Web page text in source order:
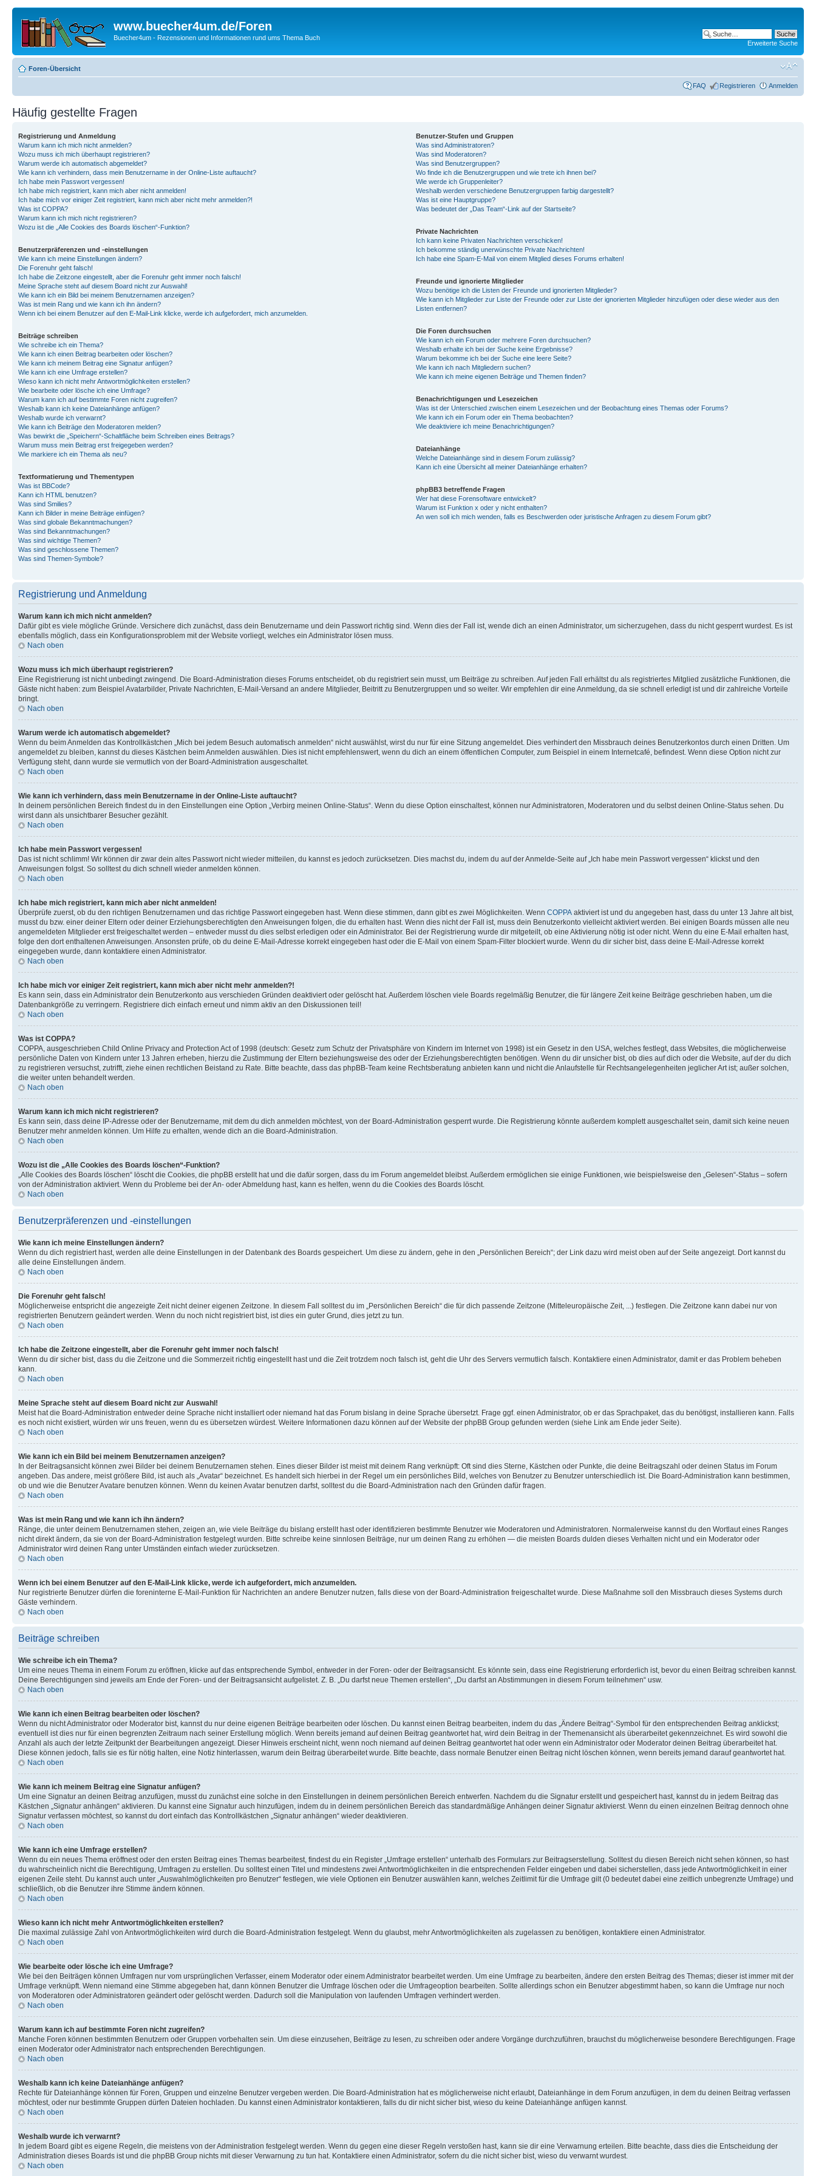
www.buecher4um.de/Foren
Buecher4um - Rezensionen und Informationen rund ums Thema Buch
Erweiterte Suche
Foren-Übersicht
FAQ Registrieren Anmelden
Häufig gestellte Fragen
Registrierung und Anmeldung
Warum kann ich mich nicht anmelden?
Wozu muss ich mich überhaupt registrieren?
Warum werde ich automatisch abgemeldet?
Wie kann ich verhindern, dass mein Benutzername in der Online-Liste auftaucht?
Ich habe mein Passwort vergessen!
Ich habe mich registriert, kann mich aber nicht anmelden!
Ich habe mich vor einiger Zeit registriert, kann mich aber nicht mehr anmelden?!
Was ist COPPA?
Warum kann ich mich nicht registrieren?
Wozu ist die „Alle Cookies des Boards löschen“-Funktion?
Benutzerpräferenzen und -einstellungen
Wie kann ich meine Einstellungen ändern?
Die Forenuhr geht falsch!
Ich habe die Zeitzone eingestellt, aber die Forenuhr geht immer noch falsch!
Meine Sprache steht auf diesem Board nicht zur Auswahl!
Wie kann ich ein Bild bei meinem Benutzernamen anzeigen?
Was ist mein Rang und wie kann ich ihn ändern?
Wenn ich bei einem Benutzer auf den E-Mail-Link klicke, werde ich aufgefordert, mich anzumelden.
Beiträge schreiben
Wie schreibe ich ein Thema?
Wie kann ich einen Beitrag bearbeiten oder löschen?
Wie kann ich meinem Beitrag eine Signatur anfügen?
Wie kann ich eine Umfrage erstellen?
Wieso kann ich nicht mehr Antwortmöglichkeiten erstellen?
Wie bearbeite oder lösche ich eine Umfrage?
Warum kann ich auf bestimmte Foren nicht zugreifen?
Weshalb kann ich keine Dateianhänge anfügen?
Weshalb wurde ich verwarnt?
Wie kann ich Beiträge den Moderatoren melden?
Was bewirkt die „Speichern“-Schaltfläche beim Schreiben eines Beitrags?
Warum muss mein Beitrag erst freigegeben werden?
Wie markiere ich ein Thema als neu?
Textformatierung und Thementypen
Was ist BBCode?
Kann ich HTML benutzen?
Was sind Smilies?
Kann ich Bilder in meine Beiträge einfügen?
Was sind globale Bekanntmachungen?
Was sind Bekanntmachungen?
Was sind wichtige Themen?
Was sind geschlossene Themen?
Was sind Themen-Symbole?
Benutzer-Stufen und Gruppen
Was sind Administratoren?
Was sind Moderatoren?
Was sind Benutzergruppen?
Wo finde ich die Benutzergruppen und wie trete ich ihnen bei?
Wie werde ich Gruppenleiter?
Weshalb werden verschiedene Benutzergruppen farbig dargestellt?
Was ist eine Hauptgruppe?
Was bedeutet der „Das Team“-Link auf der Startseite?
Private Nachrichten
Ich kann keine Privaten Nachrichten verschicken!
Ich bekomme ständig unerwünschte Private Nachrichten!
Ich habe eine Spam-E-Mail von einem Mitglied dieses Forums erhalten!
Freunde und ignorierte Mitglieder
Wozu benötige ich die Listen der Freunde und ignorierten Mitglieder?
Wie kann ich Mitglieder zur Liste der Freunde oder zur Liste der ignorierten Mitglieder hinzufügen oder diese wieder aus den
Listen entfernen?
Die Foren durchsuchen
Wie kann ich ein Forum oder mehrere Foren durchsuchen?
Weshalb erhalte ich bei der Suche keine Ergebnisse?
Warum bekomme ich bei der Suche eine leere Seite?
Wie kann ich nach Mitgliedern suchen?
Wie kann ich meine eigenen Beiträge und Themen finden?
Benachrichtigungen und Lesezeichen
Was ist der Unterschied zwischen einem Lesezeichen und der Beobachtung eines Themas oder Forums?
Wie kann ich ein Forum oder ein Thema beobachten?
Wie deaktiviere ich meine Benachrichtigungen?
Dateianhänge
Welche Dateianhänge sind in diesem Forum zulässig?
Kann ich eine Übersicht all meiner Dateianhänge erhalten?
phpBB3 betreffende Fragen
Wer hat diese Forensoftware entwickelt?
Warum ist Funktion x oder y nicht enthalten?
An wen soll ich mich wenden, falls es Beschwerden oder juristische Anfragen zu diesem Forum gibt?
Registrierung und Anmeldung
Warum kann ich mich nicht anmelden?
Dafür gibt es viele mögliche Gründe. Versichere dich zunächst, dass dein Benutzername und dein Passwort richtig sind. Wenn dies der Fall ist, wende dich an einen Administrator, um sicherzugehen, dass du nicht gesperrt wurdest. Es ist
ebenfalls möglich, dass ein Konfigurationsproblem mit der Website vorliegt, welches ein Administrator lösen muss.
Nach oben
Wozu muss ich mich überhaupt registrieren?
Eine Registrierung ist nicht unbedingt zwingend. Die Board-Administration dieses Forums entscheidet, ob du registriert sein musst, um Beiträge zu schreiben. Auf jeden Fall erhältst du als registriertes Mitglied zusätzliche Funktionen, die
Gäste nicht haben: zum Beispiel Avatarbilder, Private Nachrichten, E-Mail-Versand an andere Mitglieder, Beitritt zu Benutzergruppen und so weiter. Wir empfehlen dir eine Anmeldung, da sie schnell erledigt ist und dir zahlreiche Vorteile
bringt.
Nach oben
Warum werde ich automatisch abgemeldet?
Wenn du beim Anmelden das Kontrollkästchen „Mich bei jedem Besuch automatisch anmelden“ nicht auswählst, wirst du nur für eine Sitzung angemeldet. Dies verhindert den Missbrauch deines Benutzerkontos durch einen Dritten. Um
angemeldet zu bleiben, kannst du dieses Kästchen beim Anmelden auswählen. Dies ist nicht empfehlenswert, wenn du dich an einem öffentlichen Computer, zum Beispiel in einem Internetcafé, befindest. Wenn diese Option nicht zur
Verfügung steht, dann wurde sie vermutlich von der Board-Administration ausgeschaltet.
Nach oben
Wie kann ich verhindern, dass mein Benutzername in der Online-Liste auftaucht?
In deinem persönlichen Bereich findest du in den Einstellungen eine Option „Verbirg meinen Online-Status“. Wenn du diese Option einschaltest, können nur Administratoren, Moderatoren und du selbst deinen Online-Status sehen. Du
wirst dann als unsichtbarer Besucher gezählt.
Nach oben
Ich habe mein Passwort vergessen!
Das ist nicht schlimm! Wir können dir zwar dein altes Passwort nicht wieder mitteilen, du kannst es jedoch zurücksetzen. Dies machst du, indem du auf der Anmelde-Seite auf „Ich habe mein Passwort vergessen“ klickst und den
Anweisungen folgst. So solltest du dich schnell wieder anmelden können.
Nach oben
Ich habe mich registriert, kann mich aber nicht anmelden!
Überprüfe zuerst, ob du den richtigen Benutzernamen und das richtige Passwort eingegeben hast. Wenn diese stimmen, dann gibt es zwei Möglichkeiten. Wenn COPPA aktiviert ist und du angegeben hast, dass du unter 13 Jahre alt bist,
musst du bzw. einer deiner Eltern oder deiner Erziehungsberechtigten den Anweisungen folgen, die du erhalten hast. Wenn dies nicht der Fall ist, muss dein Benutzerkonto vielleicht aktiviert werden. Bei einigen Boards müssen alle neu
angemeldeten Mitglieder erst freigeschaltet werden – entweder musst du dies selbst erledigen oder ein Administrator. Bei der Registrierung wurde dir mitgeteilt, ob eine Aktivierung nötig ist oder nicht. Wenn du eine E-Mail erhalten hast,
folge den dort enthaltenen Anweisungen. Ansonsten prüfe, ob du deine E-Mail-Adresse korrekt eingegeben hast oder die E-Mail von einem Spam-Filter blockiert wurde. Wenn du dir sicher bist, dass deine E-Mail-Adresse korrekt
eingegeben wurde, dann kontaktiere einen Administrator.
Nach oben
Ich habe mich vor einiger Zeit registriert, kann mich aber nicht mehr anmelden?!
Es kann sein, dass ein Administrator dein Benutzerkonto aus verschieden Gründen deaktiviert oder gelöscht hat. Außerdem löschen viele Boards regelmäßig Benutzer, die für längere Zeit keine Beiträge geschrieben haben, um die
Datenbankgröße zu verringern. Registriere dich einfach erneut und nimm aktiv an den Diskussionen teil!
Nach oben
Was ist COPPA?
COPPA, ausgeschrieben Child Online Privacy and Protection Act of 1998 (deutsch: Gesetz zum Schutz der Privatsphäre von Kindern im Internet von 1998) ist ein Gesetz in den USA, welches festlegt, dass Websites, die möglicherweise
persönliche Daten von Kindern unter 13 Jahren erheben, hierzu die Zustimmung der Eltern beziehungsweise des oder der Erziehungsberechtigten benötigen. Wenn du dir unsicher bist, ob dies auf dich oder die Website, auf der du dich
zu registrieren versuchst, zutrifft, ziehe einen rechtlichen Beistand zu Rate. Bitte beachte, dass das phpBB-Team keine Rechtsberatung anbieten kann und nicht die Anlaufstelle für Rechtsangelegenheiten jeglicher Art ist; außer solchen,
die weiter unten behandelt werden.
Nach oben
Warum kann ich mich nicht registrieren?
Es kann sein, dass deine IP-Adresse oder der Benutzername, mit dem du dich anmelden möchtest, von der Board-Administration gesperrt wurde. Die Registrierung könnte außerdem komplett ausgeschaltet sein, damit sich keine neuen
Benutzer mehr anmelden können. Um Hilfe zu erhalten, wende dich an die Board-Administration.
Nach oben
Wozu ist die „Alle Cookies des Boards löschen“-Funktion?
„Alle Cookies des Boards löschen“ löscht die Cookies, die phpBB erstellt hat und die dafür sorgen, dass du im Forum angemeldet bleibst. Außerdem ermöglichen sie einige Funktionen, wie beispielsweise den „Gelesen“-Status – sofern
von der Administration aktiviert. Wenn du Probleme bei der An- oder Abmeldung hast, kann es helfen, wenn du die Cookies des Boards löscht.
Nach oben
Benutzerpräferenzen und -einstellungen
Wie kann ich meine Einstellungen ändern?
Wenn du dich registriert hast, werden alle deine Einstellungen in der Datenbank des Boards gespeichert. Um diese zu ändern, gehe in den „Persönlichen Bereich“; der Link dazu wird meist oben auf der Seite angezeigt. Dort kannst du
alle deine Einstellungen ändern.
Nach oben
Die Forenuhr geht falsch!
Möglicherweise entspricht die angezeigte Zeit nicht deiner eigenen Zeitzone. In diesem Fall solltest du im „Persönlichen Bereich“ die für dich passende Zeitzone (Mitteleuropäische Zeit, ...) festlegen. Die Zeitzone kann dabei nur von
registrierten Benutzern geändert werden. Wenn du noch nicht registriert bist, ist dies ein guter Grund, dies jetzt zu tun.
Nach oben
Ich habe die Zeitzone eingestellt, aber die Forenuhr geht immer noch falsch!
Wenn du dir sicher bist, dass du die Zeitzone und die Sommerzeit richtig eingestellt hast und die Zeit trotzdem noch falsch ist, geht die Uhr des Servers vermutlich falsch. Kontaktiere einen Administrator, damit er das Problem beheben
kann.
Nach oben
Meine Sprache steht auf diesem Board nicht zur Auswahl!
Meist hat die Board-Administration entweder deine Sprache nicht installiert oder niemand hat das Forum bislang in deine Sprache übersetzt. Frage ggf. einen Administrator, ob er das Sprachpaket, das du benötigst, installieren kann. Falls
es noch nicht existiert, würden wir uns freuen, wenn du es übersetzen würdest. Weitere Informationen dazu können auf der Website der phpBB Group gefunden werden (siehe Link am Ende jeder Seite).
Nach oben
Wie kann ich ein Bild bei meinem Benutzernamen anzeigen?
In der Beitragsansicht können zwei Bilder bei deinem Benutzernamen stehen. Eines dieser Bilder ist meist mit deinem Rang verknüpft: Oft sind dies Sterne, Kästchen oder Punkte, die deine Beitragszahl oder deinen Status im Forum
angeben. Das andere, meist größere Bild, ist auch als „Avatar“ bezeichnet. Es handelt sich hierbei in der Regel um ein persönliches Bild, welches von Benutzer zu Benutzer unterschiedlich ist. Die Board-Administration kann bestimmen,
ob und wie die Benutzer Avatare benutzen können. Wenn du keinen Avatar benutzen darfst, solltest du die Board-Administration nach den Gründen dafür fragen.
Nach oben
Was ist mein Rang und wie kann ich ihn ändern?
Ränge, die unter deinem Benutzernamen stehen, zeigen an, wie viele Beiträge du bislang erstellt hast oder identifizieren bestimmte Benutzer wie Moderatoren und Administratoren. Normalerweise kannst du den Wortlaut eines Ranges
nicht direkt ändern, da sie von der Board-Administration festgelegt wurden. Bitte schreibe keine sinnlosen Beiträge, nur um deinen Rang zu erhöhen — die meisten Boards dulden dieses Verhalten nicht und ein Moderator oder
Administrator wird deinen Rang unter Umständen einfach wieder zurücksetzen.
Nach oben
Wenn ich bei einem Benutzer auf den E-Mail-Link klicke, werde ich aufgefordert, mich anzumelden.
Nur registrierte Benutzer dürfen die foreninterne E-Mail-Funktion für Nachrichten an andere Benutzer nutzen, falls diese von der Board-Administration freigeschaltet wurde. Diese Maßnahme soll den Missbrauch dieses Systems durch
Gäste verhindern.
Nach oben
Beiträge schreiben
Wie schreibe ich ein Thema?
Um eine neues Thema in einem Forum zu eröffnen, klicke auf das entsprechende Symbol, entweder in der Foren- oder der Beitragsansicht. Es könnte sein, dass eine Registrierung erforderlich ist, bevor du einen Beitrag schreiben kannst.
Deine Berechtigungen sind jeweils am Ende der Foren- und der Beitragsansicht aufgelistet. Z. B. „Du darfst neue Themen erstellen“, „Du darfst an Abstimmungen in diesem Forum teilnehmen“ usw.
Nach oben
Wie kann ich einen Beitrag bearbeiten oder löschen?
Wenn du nicht Administrator oder Moderator bist, kannst du nur deine eigenen Beiträge bearbeiten oder löschen. Du kannst einen Beitrag bearbeiten, indem du das „Ändere Beitrag“-Symbol für den entsprechenden Beitrag anklickst;
eventuell ist dies nur für einen begrenzten Zeitraum nach seiner Erstellung möglich. Wenn bereits jemand auf deinen Beitrag geantwortet hat, wird dein Beitrag in der Themenansicht als überarbeitet gekennzeichnet. Es wird sowohl die
Anzahl als auch der letzte Zeitpunkt der Bearbeitungen angezeigt. Dieser Hinweis erscheint nicht, wenn noch niemand auf deinen Beitrag geantwortet hat oder wenn ein Administrator oder Moderator deinen Beitrag überarbeitet hat.
Diese können jedoch, falls sie es für nötig halten, eine Notiz hinterlassen, warum dein Beitrag überarbeitet wurde. Bitte beachte, dass normale Benutzer einen Beitrag nicht löschen können, wenn bereits jemand darauf geantwortet hat.
Nach oben
Wie kann ich meinem Beitrag eine Signatur anfügen?
Um eine Signatur an deinen Beitrag anzufügen, musst du zunächst eine solche in den Einstellungen in deinem persönlichen Bereich entwerfen. Nachdem du die Signatur erstellt und gespeichert hast, kannst du in jedem Beitrag das
Kästchen „Signatur anhängen“ aktivieren. Du kannst eine Signatur auch hinzufügen, indem du in deinem persönlichen Bereich das standardmäßige Anhängen deiner Signatur aktivierst. Wenn du einen einzelnen Beitrag dennoch ohne
Signatur verfassen möchtest, so kannst du dort einfach das Kontrollkästchen „Signatur anhängen“ wieder deaktivieren.
Nach oben
Wie kann ich eine Umfrage erstellen?
Wenn du ein neues Thema eröffnest oder den ersten Beitrag eines Themas bearbeitest, findest du ein Register „Umfrage erstellen“ unterhalb des Formulars zur Beitragserstellung. Solltest du diesen Bereich nicht sehen können, so hast
du wahrscheinlich nicht die Berechtigung, Umfragen zu erstellen. Du solltest einen Titel und mindestens zwei Antwortmöglichkeiten in die entsprechenden Felder eingeben und dabei sicherstellen, dass jede Antwortmöglichkeit in einer
eigenen Zeile steht. Du kannst auch unter „Auswahlmöglichkeiten pro Benutzer“ festlegen, wie viele Optionen ein Benutzer auswählen kann, welches Zeitlimit für die Umfrage gilt (0 bedeutet dabei eine zeitlich unbegrenzte Umfrage) und
schließlich, ob die Benutzer ihre Stimme ändern können.
Nach oben
Wieso kann ich nicht mehr Antwortmöglichkeiten erstellen?
Die maximal zulässige Zahl von Antwortmöglichkeiten wird durch die Board-Administration festgelegt. Wenn du glaubst, mehr Antwortmöglichkeiten als zugelassen zu benötigen, kontaktiere einen Administrator.
Nach oben
Wie bearbeite oder lösche ich eine Umfrage?
Wie bei den Beiträgen können Umfragen nur vom ursprünglichen Verfasser, einem Moderator oder einem Administrator bearbeitet werden. Um eine Umfrage zu bearbeiten, ändere den ersten Beitrag des Themas; dieser ist immer mit der
Umfrage verknüpft. Wenn niemand eine Stimme abgegeben hat, dann können Benutzer die Umfrage löschen oder die Umfrageoption bearbeiten. Sollte allerdings schon ein Benutzer abgestimmt haben, so kann die Umfrage nur noch
von Moderatoren oder Administratoren geändert oder gelöscht werden. Dadurch soll die Manipulation von laufenden Umfragen verhindert werden.
Nach oben
Warum kann ich auf bestimmte Foren nicht zugreifen?
Manche Foren können bestimmten Benutzern oder Gruppen vorbehalten sein. Um diese einzusehen, Beiträge zu lesen, zu schreiben oder andere Vorgänge durchzuführen, brauchst du möglicherweise besondere Berechtigungen. Frage
einen Moderator oder Administrator nach entsprechenden Berechtigungen.
Nach oben
Weshalb kann ich keine Dateianhänge anfügen?
Rechte für Dateianhänge können für Foren, Gruppen und einzelne Benutzer vergeben werden. Die Board-Administration hat es möglicherweise nicht erlaubt, Dateianhänge in dem Forum anzufügen, in dem du deinen Beitrag verfassen
möchtest, oder nur bestimmte Gruppen dürfen Dateien hochladen. Du kannst einen Administrator kontaktieren, falls du dir nicht sicher bist, wieso du keine Dateianhänge anfügen kannst.
Nach oben
Weshalb wurde ich verwarnt?
In jedem Board gibt es eigene Regeln, die meistens von der Administration festgelegt werden. Wenn du gegen eine dieser Regeln verstoßen hast, kann sie dir eine Verwarnung erteilen. Bitte beachte, dass dies die Entscheidung der
Administration dieses Boards ist und die phpBB Group nichts mit dieser Verwarnung zu tun hat. Kontaktiere einen Administrator, sofern du die nicht sicher bist, wieso du verwarnt wurdest.
Nach oben